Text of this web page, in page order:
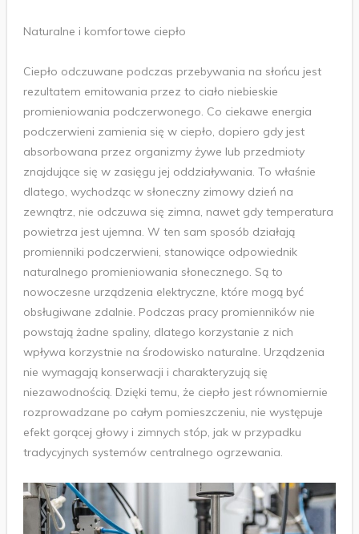
Naturalne i komfortowe ciepło
Ciepło odczuwane podczas przebywania na słońcu jest
rezultatem emitowania przez to ciało niebieskie
promieniowania podczerwonego. Co ciekawe energia
podczerwieni zamienia się w ciepło, dopiero gdy jest
absorbowana przez organizmy żywe lub przedmioty
znajdujące się w zasięgu jej oddziaływania. To właśnie
dlatego, wychodząc w słoneczny zimowy dzień na
zewnątrz, nie odczuwa się zimna, nawet gdy temperatura
powietrza jest ujemna. W ten sam sposób działają
promienniki podczerwieni, stanowiące odpowiednik
naturalnego promieniowania słonecznego. Są to
nowoczesne urządzenia elektryczne, które mogą być
obsługiwane zdalnie. Podczas pracy promienników nie
powstają żadne spaliny, dlatego korzystanie z nich
wpływa korzystnie na środowisko naturalne. Urządzenia
nie wymagają konserwacji i charakteryzują się
niezawodnością. Dzięki temu, że ciepło jest równomiernie
rozprowadzane po całym pomieszczeniu, nie występuje
efekt gorącej głowy i zimnych stóp, jak w przypadku
tradycyjnych systemów centralnego ogrzewania.